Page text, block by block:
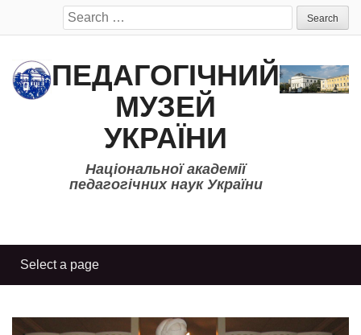
Search
for:
ПЕДАГОГІЧНИЙ
МУЗЕЙ
УКРАЇНИ
Національної академії
педагогічних наук України